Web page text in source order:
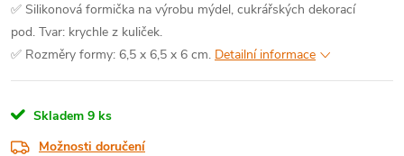
✅ Silikonová formička na výrobu mýdel, cukrářských dekorací
pod. Tvar: krychle z kuliček.
✅ Rozměry formy: 6,5 x 6,5 x 6 cm. Detailní informace
Skladem 9 ks
Možnosti doručení